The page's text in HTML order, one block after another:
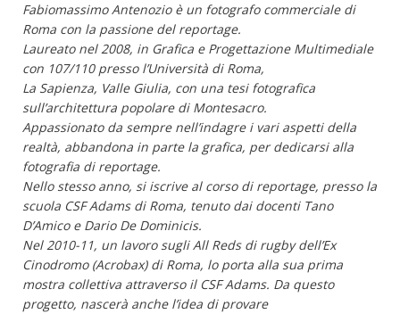
Fabiomassimo Antenozio è un fotografo commerciale di
Roma con la passione del reportage.
Laureato nel 2008, in Grafica e Progettazione Multimediale
con 107/110 presso l’Università di Roma,
La Sapienza, Valle Giulia, con una tesi fotografica
sull’architettura popolare di Montesacro.
Appassionato da sempre nell’indagre i vari aspetti della
realtà, abbandona in parte la grafica, per dedicarsi alla
fotografia di reportage.
Nello stesso anno, si iscrive al corso di reportage, presso la
scuola CSF Adams di Roma, tenuto dai docenti Tano
D’Amico e Dario De Dominicis.
Nel 2010-11, un lavoro sugli All Reds di rugby dell’Ex
Cinodromo (Acrobax) di Roma, lo porta alla sua prima
mostra collettiva attraverso il CSF Adams. Da questo
progetto, nascerà anche l’idea di provare